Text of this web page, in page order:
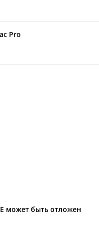
Pro
может быть отложен